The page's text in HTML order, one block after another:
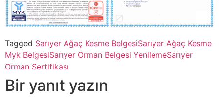
Tagged Sarıyer Ağaç Kesme BelgesiSarıyer Ağaç Kesme
Myk BelgesiSarıyer Orman Belgesi YenilemeSarıyer
Orman Sertifikası
Bir yanıt yazın